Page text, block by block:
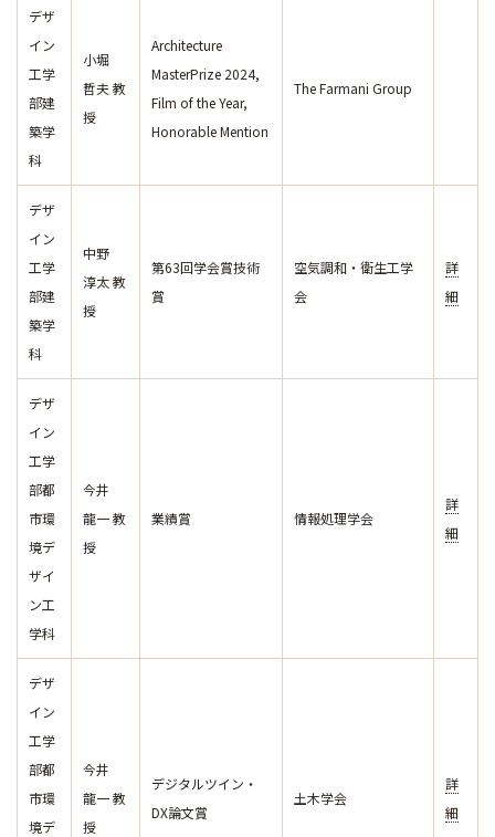
デザ
イン
工学
部建
築学
科
小堀
哲夫 教
授
Architecture
MasterPrize 2024,
Film of the Year,
Honorable Mention
The Farmani Group
デザ
イン
工学
部建
築学
科
中野
淳太 教
授
第63回学会賞技術
賞
空気調和・衛生工学
会
詳
細
デザ
イン
工学
部都
市環
境デ
ザイ
ン工
学科
今井
龍一 教
授
業績賞 情報処理学会
詳
細
デザ
イン
工学
部都
市環
境デ
今井
龍一 教
授
デジタルツイン・
DX論文賞
土木学会
詳
細